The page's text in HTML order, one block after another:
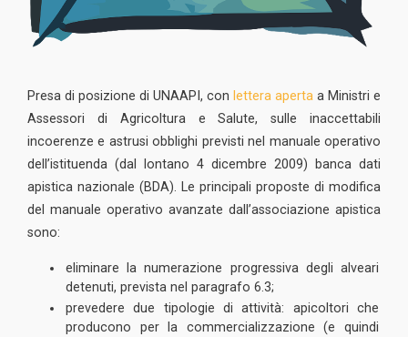
Presa di posizione di UNAAPI, con lettera aperta a Ministri e
Assessori di Agricoltura e Salute, sulle inaccettabili
incoerenze e astrusi obblighi previsti nel manuale operativo
dell’istituenda (dal lontano 4 dicembre 2009) banca dati
apistica nazionale (BDA). Le principali proposte di modifica
del manuale operativo avanzate dall’associazione apistica
sono:
eliminare la numerazione progressiva degli alveari
detenuti, prevista nel paragrafo 6.3;
prevedere due tipologie di attività: apicoltori che
producono per la commercializzazione (e quindi